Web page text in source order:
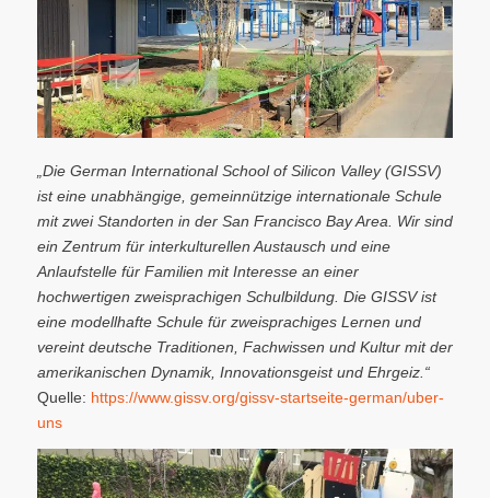
„Die German International School of Silicon Valley (GISSV)
ist eine unabhängige, gemeinnützige internationale Schule
mit zwei Standorten in der San Francisco Bay Area. Wir sind
ein Zentrum für interkulturellen Austausch und eine
Anlaufstelle für Familien mit Interesse an einer
hochwertigen zweisprachigen Schulbildung. Die GISSV ist
eine modellhafte Schule für zweisprachiges Lernen und
vereint deutsche Traditionen, Fachwissen und Kultur mit der
amerikanischen Dynamik, Innovationsgeist und Ehrgeiz.“
Quelle: https://www.gissv.org/gissv-startseite-german/uber-
uns